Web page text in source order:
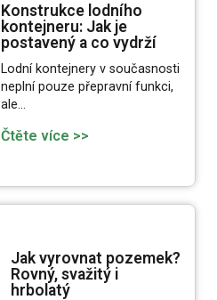
Konstrukce lodního
kontejneru: Jak je
postavený a co vydrží
Lodní kontejnery v současnosti
neplní pouze přepravní funkci,
ale…
Čtěte více >>
Jak vyrovnat pozemek?
Rovný, svažitý i
hrbolatý